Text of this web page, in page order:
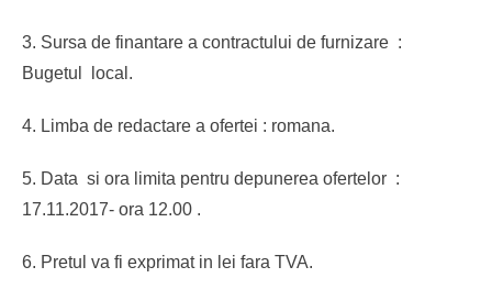
3. Sursa de finantare a contractului de furnizare :
Bugetul local.
4. Limba de redactare a ofertei : romana.
5. Data si ora limita pentru depunerea ofertelor :
17.11.2017- ora 12.00 .
6. Pretul va fi exprimat in lei fara TVA.